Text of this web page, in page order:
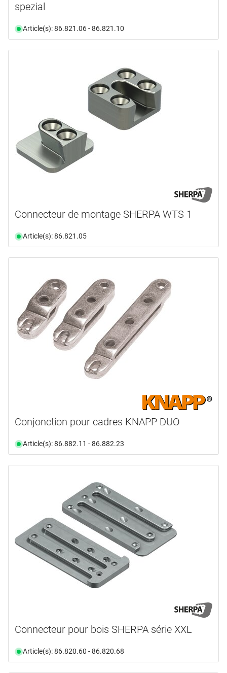
spezial
Article(s): 86.821.06 - 86.821.10
Connecteur de montage SHERPA WTS 1
Article(s): 86.821.05
Conjonction pour cadres KNAPP DUO
Article(s): 86.882.11 - 86.882.23
Connecteur pour bois SHERPA série XXL
Article(s): 86.820.60 - 86.820.68